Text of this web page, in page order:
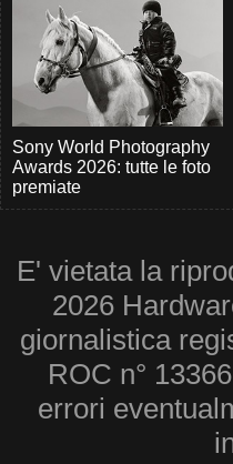
Sony World Photography
Awards 2026: tutte le foto
premiate
E' vietata la
2026
giornalistica
ROC n°
errori